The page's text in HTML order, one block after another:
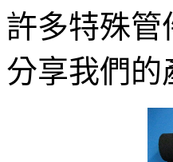
許多特殊管
分享我們的